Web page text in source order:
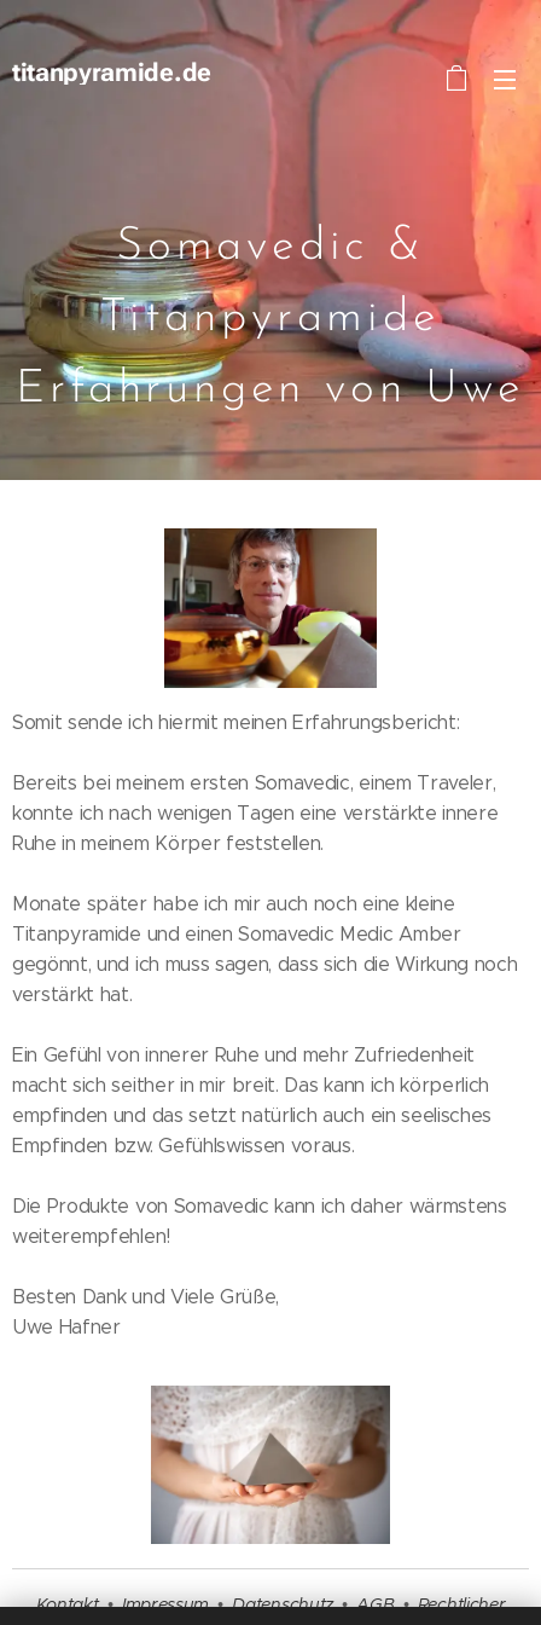
titanpyramide.de
Somavedic &
Titanpyramide
Erfahrungen von Uwe
Somit sende ich hiermit meinen Erfahrungsbericht:
Bereits bei meinem ersten Somavedic, einem Traveler,
konnte ich nach wenigen Tagen eine verstärkte innere
Ruhe in meinem Körper feststellen.
Monate später habe ich mir auch noch eine kleine
Titanpyramide und einen Somavedic Medic Amber
gegönnt, und ich muss sagen, dass sich die Wirkung noch
verstärkt hat.
Ein Gefühl von innerer Ruhe und mehr Zufriedenheit
macht sich seither in mir breit. Das kann ich körperlich
empfinden und das setzt natürlich auch ein seelisches
Empfinden bzw. Gefühlswissen voraus.
Die Produkte von Somavedic kann ich daher wärmstens
weiterempfehlen!
Besten Dank und Viele Grüße,
Uwe Hafner
Kontakt•Impressum•Datenschutz•AGB•Rechtlicher